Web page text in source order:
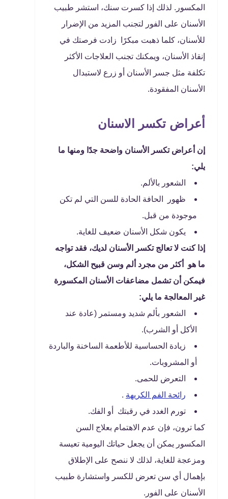
المكسور. لذلك إذا كسرت سنك، استشر طبيب
الأسنان على الفور لتجنب المزيد من الإضرار
للأسنان، كلما ذهبت مبكرًا زادت فرصتك في
إنقاذ الأسنان، ويمكنك تجنب العلاجات الأكثر
تكلفة مثل جسر الأسنان أو زرع لاستبدال
الأسنان المفقودة.
أعراض تكسر الاسنان
إن أعراض تكسر الأسنان واضحة جدًا ومنها ما
يلي:
الشعور بالألم.
ظهور الحافة الحادة للسن التي لم تكن
موجودة من قبل.
يكون شكل الأسنان ضعيف للغاية.
إذا كنت لا تعالج تكسر الأسنان لديك، فقد تواجه
ما هو أكثر من مجرد ألم وسن قبيح الشكل،
فيمكن أن تشمل مضاعفات الأسنان المكسورة
غير المعالجة ما يلي:
الشعور بألم شديد ومستمر (عادة عند
الأكل أو الشرب).
زيادة الحساسية للأطعمة الساخنة والباردة
أو المشروبات.
التعرض للحمى.
رائحة الفم الكريهة .
تورم الغدد في رقبتك أو الفك.
كما ترون، فإن عدم الاهتمام بعلاج السن
المكسور يمكن أن يجعل حياتك اليومية تعيسة
ومزعجة للغاية، لذلك لا ننصح على الإطلاق
بإهمال أي سن تعرض للكسر واستشارة طبيب
الأسنان على الفور.